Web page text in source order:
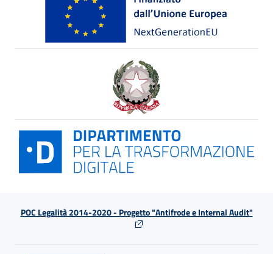
POC Legalità 2014-2020 - Progetto "Antifrode e Internal Audit"